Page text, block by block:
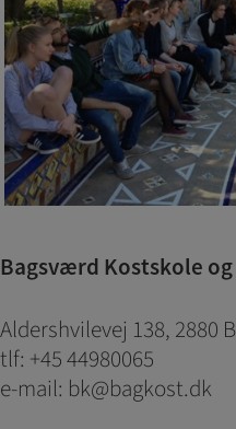
Bagsværd Kostskole
Aldershvilevej 138, 2880
tlf: +45 44980065
e-mail: bk@bagkost.dk